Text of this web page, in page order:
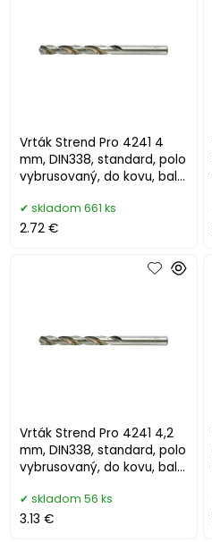
Vrták Strend Pro 4241 4
mm, DIN338, standard, polo
vybrusovaný, do kovu, bal.
skladom 661 ks
2.72 €
Vrták Strend Pro 4241 4,2
mm, DIN338, standard, polo
vybrusovaný, do kovu, bal.
skladom 56 ks
3.13 €